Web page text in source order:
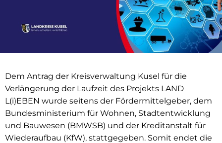
Dem Antrag der Kreisverwaltung Kusel für die
Verlängerung der Laufzeit des Projekts LAND
L(i)EBEN wurde seitens der Fördermittelgeber, dem
Bundesministerium für Wohnen, Stadtentwicklung
und Bauwesen (BMWSB) und der Kreditanstalt für
Wiederaufbau (KfW), stattgegeben. Somit endet die